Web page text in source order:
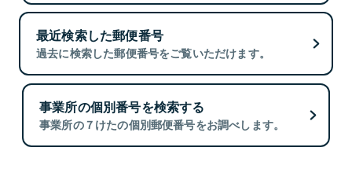
最近検索した郵便番号
過去に検索した郵便番号をご覧いただけます。
事業所の個別番号を検索する
事業所の７けたの個別郵便番号をお調べします。